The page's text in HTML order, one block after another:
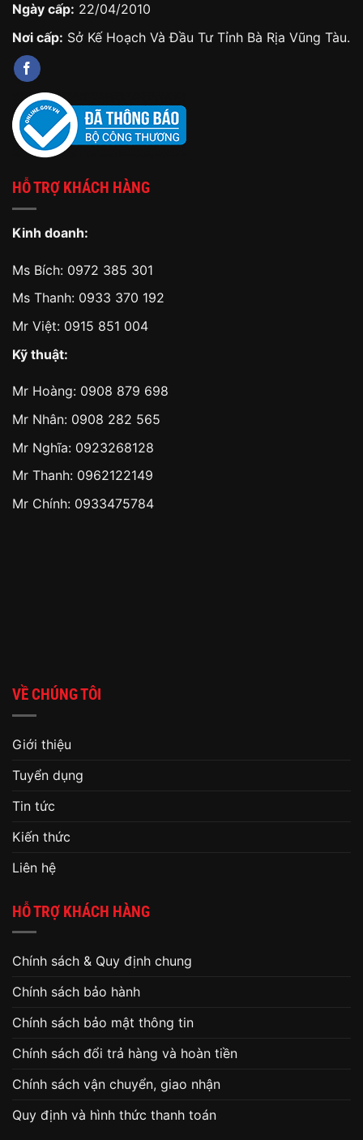
Ngày cấp: 22/04/2010
Nơi cấp: Sở Kế Hoạch Và Đầu Tư Tỉnh Bà Rịa Vũng Tàu.
HỖ TRỢ KHÁCH HÀNG
Kinh doanh:
Ms Bích: 0972 385 301
Ms Thanh: 0933 370 192
Mr Việt: 0915 851 004
Kỹ thuật:
Mr Hoàng: 0908 879 698
Mr Nhân: 0908 282 565
Mr Nghĩa: 0923268128
Mr Thanh: 0962122149
Mr Chính: 0933475784
VỀ CHÚNG TÔI
Giới thiệu
Tuyển dụng
Tin tức
Kiến thức
Liên hệ
HỖ TRỢ KHÁCH HÀNG
Chính sách & Quy định chung
Chính sách bảo hành
Chính sách bảo mật thông tin
Chính sách đổi trả hàng và hoàn tiền
Chính sách vận chuyển, giao nhận
Quy định và hình thức thanh toán